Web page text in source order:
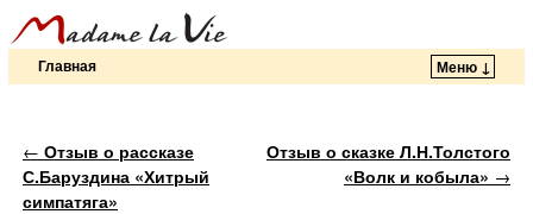
Главная Меню ↓
Навигация по записям
← Отзыв о рассказе
С.Баруздина «Хитрый
симпатяга»
Отзыв о сказке Л.Н.Толстого
«Волк и кобыла» →